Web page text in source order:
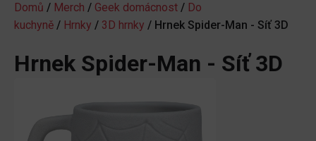
Domů / Merch / Geek domácnost / Do
kuchyně / Hrnky / 3D hrnky / Hrnek Spider-Man - Síť 3D
Hrnek Spider-Man - Síť 3D